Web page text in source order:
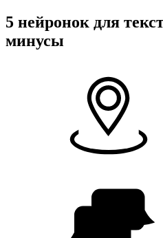
5 нейронок для
минусы